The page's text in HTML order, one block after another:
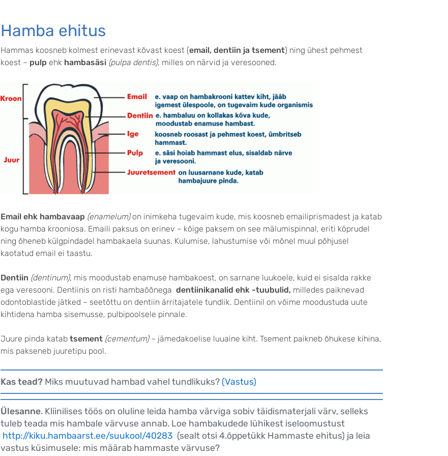
Hamba ehitus
Hammas koosneb kolmest erinevast kõvast koest (email, dentiin ja tsement) ning ühest pehmest
koest – pulp ehk hambasäsi (pulpa dentis), milles on närvid ja veresooned.
Email ehk hambavaap (enamelum) on inimkeha tugevaim kude, mis koosneb emailiprismadest ja katab
kogu hamba krooniosa. Emaili paksus on erinev – kõige paksem on see mälumispinnal, eriti köprudel
ning õheneb külgpindadel hambakaela suunas. Kulumise, lahustumise või mõnel muul põhjusel
kaotatud email ei taastu.
Dentiin (dentinum), mis moodustab enamuse hambakoest, on sarnane luukoele, kuid ei sisalda rakke
ega veresooni. Dentiinis on risti hambaõõnega dentiinikanalid ehk -tuubulid, milledes paiknevad
odontoblastide jätked – seetõttu on dentiin ärritajatele tundlik. Dentiinil on võime moodustuda uute
kihtidena hamba sisemusse, pulbipoolsele pinnale.
Juure pinda katab tsement (cementum) – jämedakoelise luuaine kiht. Tsement paikneb õhukese kihina,
mis pakseneb juuretipu pool.
Kas tead? Miks muutuvad hambad vahel tundlikuks? (Vastus)
Ülesanne. Kliinilises töös on oluline leida hamba värviga sobiv täidismaterjali värv, selleks
tuleb teada mis hambale värvuse annab. Loe hambakudede lühikest iseloomustust
http://kiku.hambaarst.ee/suukool/40283 (sealt otsi 4.õppetükk Hammaste ehitus) ja leia
vastus küsimusele: mis määrab hammaste värvuse?